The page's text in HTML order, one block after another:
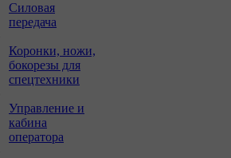
Силовая
передача
Коронки, ножи,
бокорезы для
спецтехники
Управление и
кабина
оператора